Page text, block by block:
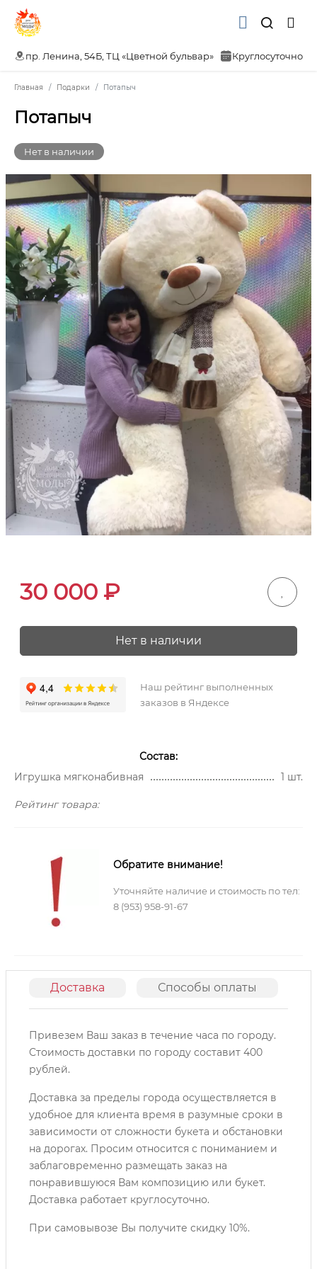
пр. Ленина, 54Б, ТЦ «Цветной бульвар» Круглосуточно
Главная Подарки Потапыч
Потапыч
Нет в наличии
30 000 ₽
Нет в наличии
Наш рейтинг выполненных
заказов в Яндексе
Состав:
Игрушка мягконабивная
1 шт.
Рейтинг товара:
Обратите внимание!
Уточняйте наличие и стоимость по тел:
8 (953) 958-91-67
Доставка Способы оплаты
Привезем Ваш заказ в течение часа по городу.
Cтоимость доставки по городу составит 400
рублей.
Доставка за пределы города осуществляется в
удобное для клиента время в разумные сроки в
зависимости от сложности букета и обстановки
на дорогах. Просим относится с пониманием и
заблаговременно размещать заказ на
понравившуюся Вам композицию или букет.
Доставка работает круглосуточно.
При самовывозе Вы получите скидку 10%.